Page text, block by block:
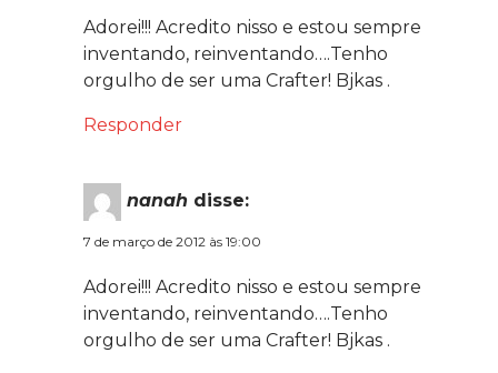
Adorei!!! Acredito nisso e estou sempre
inventando, reinventando….Tenho
orgulho de ser uma Crafter! Bjkas .
Responder
nanah disse:
7 de março de 2012 às 19:00
Adorei!!! Acredito nisso e estou sempre
inventando, reinventando….Tenho
orgulho de ser uma Crafter! Bjkas .